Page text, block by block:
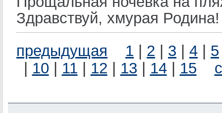
Здравствуй, хмурая Родина!
предыдущая
1 2 3 4 5
10 11 12 13 14| 15